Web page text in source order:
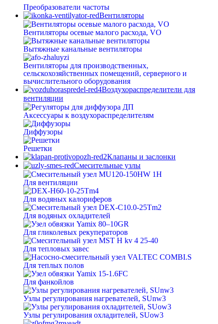
Преобразователи частоты
Вентиляторы
Вентиляторы осевые малого расхода, VO
Вытяжные канальные вентиляторы
Вентиляторы для производственных,
сельскохозяйственных помещений, серверного и
вычислительного оборудования
Воздухораспределители для
вентиляции
Аксессуары к воздухораспределителям
Диффузоры
Решетки
Клапаны и заслонки
Смесительные узлы
Для вентиляции
Для водяных калориферов
Для водяных охладителей
Для гликолевых рекуператоров
Для тепловых завес
Для теплых полов
Для фанкойлов
Узлы регулирования нагревателей, SUnw3
Узлы регулирования охладителей, SUow3